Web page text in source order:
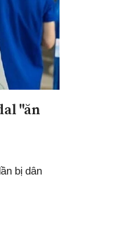
ký tin tức mới
"ăn
bị dân